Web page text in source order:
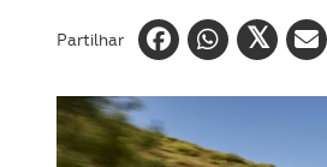
Partilhar